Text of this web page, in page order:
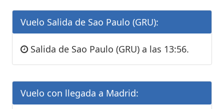
Vuelo Salida de Sao Paulo (GRU):
Salida de Sao Paulo (GRU) a las 13:56.
Vuelo con llegada a Madrid: